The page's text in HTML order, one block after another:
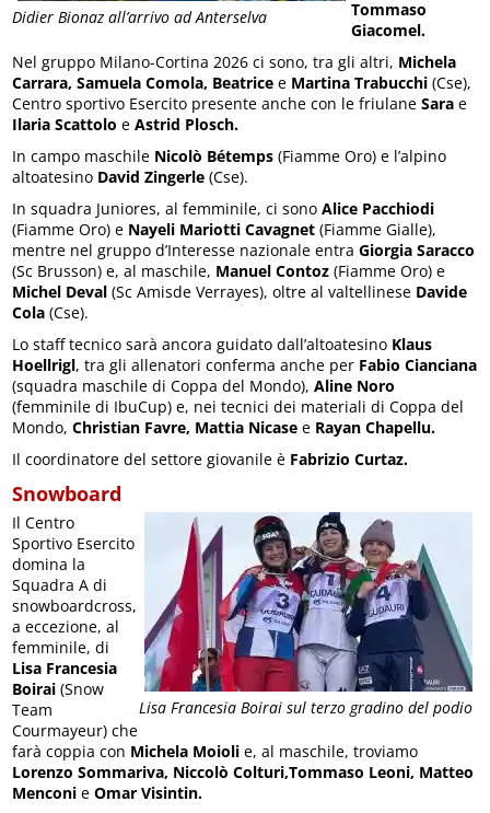
Didier Bionaz all’arrivo ad Anterselva
Tommaso
Giacomel.
Nel gruppo Milano-Cortina 2026 ci sono, tra gli altri, Michela
Carrara, Samuela Comola, Beatrice e Martina Trabucchi (Cse),
Centro sportivo Esercito presente anche con le friulaneSara e
Ilaria Scattolo eAstrid Plosch.
In campo maschile Nicolò Bétemps (Fiamme Oro) e l’alpino
altoatesino David Zingerle (Cse).
In squadra Juniores, al femminile, ci sonoAlice Pacchiodi
(Fiamme Oro) e Nayeli Mariotti Cavagnet (Fiamme Gialle),
mentre nel gruppo d’Interesse nazionale entraGiorgia Saracco
(Sc Brusson) e, al maschile, Manuel Contoz (Fiamme Oro) e
Michel Deval (Sc Amisde Verrayes), oltre al valtellinese Davide
Cola (Cse).
Lo staff tecnico sarà ancora guidato dall’altoatesino Klaus
Hoellrigl, tra gli allenatori conferma anche per Fabio Cianciana
(squadra maschile di Coppa del Mondo),Aline Noro
(femminile di IbuCup) e, nei tecnici dei materiali di Coppa del
Mondo,Christian Favre, Mattia Nicase e Rayan Chapellu.
Il coordinatore del settore giovanile è Fabrizio Curtaz.
Snowboard
Lisa Francesia Boirai sul terzo gradino del podio
Il Centro
Sportivo Esercito
domina la
Squadra A di
snowboardcross,
a eccezione, al
femminile, di
Lisa Francesia
Boirai (Snow
Team
Courmayeur) che
farà coppia con Michela Moioli e, al maschile, troviamo
Lorenzo Sommariva, Niccolò Colturi,Tommaso Leoni, Matteo
Menconi eOmar Visintin.